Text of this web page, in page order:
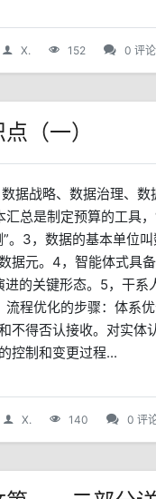
X. 152 0 评论
（一）
据战略、数据治理、
总是制定预算的工具
”。3，数据的基本单位
据元。4，智能体式具
进的关键形态。5，干
流程优化的步骤：体系
不得否认接收。对实
控制和变更过程...
X. 140 0 评